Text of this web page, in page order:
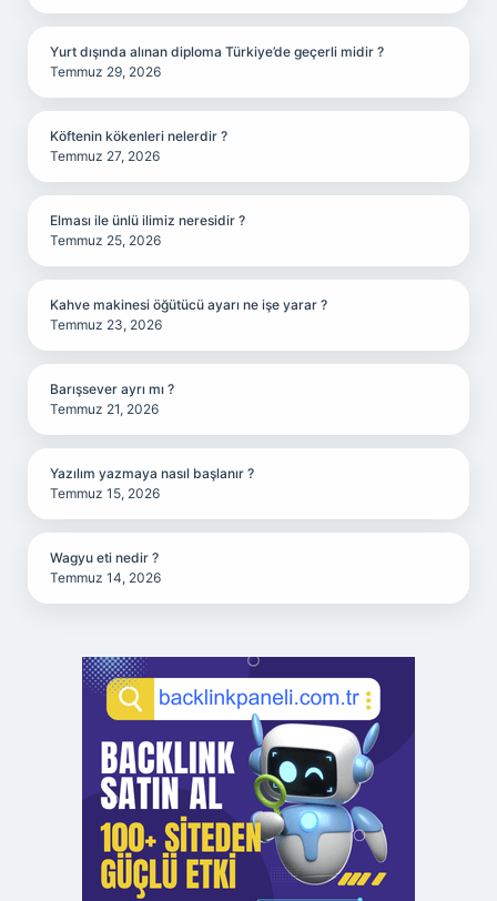
Yurt dışında alınan diploma Türkiye’de geçerli midir ?
Temmuz 29, 2026
Köftenin kökenleri nelerdir ?
Temmuz 27, 2026
Elması ile ünlü ilimiz neresidir ?
Temmuz 25, 2026
Kahve makinesi öğütücü ayarı ne işe yarar ?
Temmuz 23, 2026
Barışsever ayrı mı ?
Temmuz 21, 2026
Yazılım yazmaya nasıl başlanır ?
Temmuz 15, 2026
Wagyu eti nedir ?
Temmuz 14, 2026